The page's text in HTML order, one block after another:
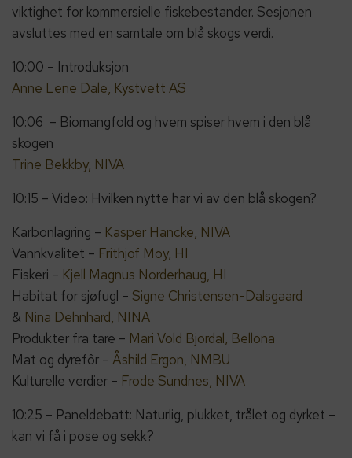
viktighet for kommersielle fiskebestander. Sesjonen
avsluttes med en samtale om blå skogs verdi.
10:00 – Introduksjon
Anne Lene Dale, Kystvett AS
10:06 – Biomangfold og hvem spiser hvem i den blå
skogen
Trine Bekkby, NIVA
10:15 – Video: Hvilken nytte har vi av den blå skogen?
Karbonlagring – Kasper Hancke, NIVA
Vannkvalitet – Frithjof Moy, HI
Fiskeri – Kjell Magnus Norderhaug, HI
Habitat for sjøfugl – Signe Christensen-Dalsgaard
& Nina Dehnhard, NINA
Produkter fra tare – Mari Vold Bjordal, Bellona
Mat og dyrefôr – Åshild Ergon, NMBU
Kulturelle verdier – Frode Sundnes, NIVA
10:25 – Paneldebatt: Naturlig, plukket, trålet og dyrket –
kan vi få i pose og sekk?